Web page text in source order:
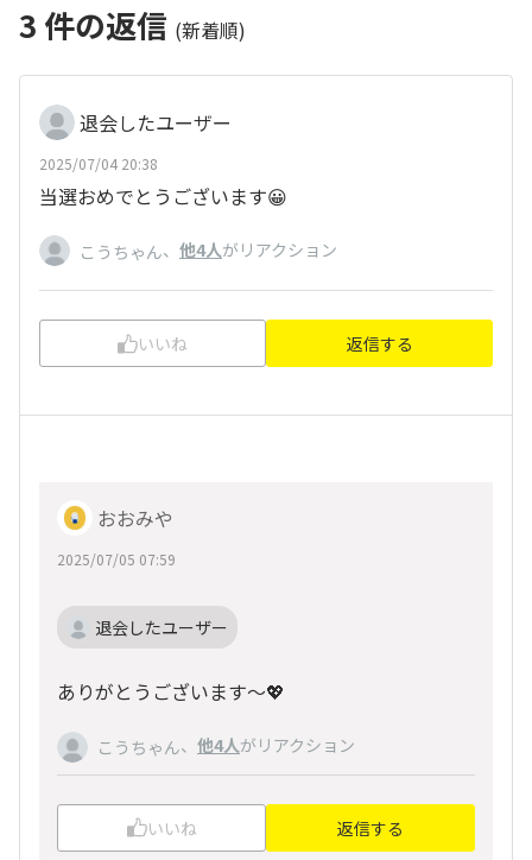
3 件の返信 (新着順)
退会したユーザー
2025/07/04 20:38
当選おめでとうございます😀
こうちゃん、 他4人がリアクション
いいね 返信する
おおみや
2025/07/05 07:59
退会したユーザー
ありがとうございます〜💖
こうちゃん、 他4人がリアクション
いいね 返信する